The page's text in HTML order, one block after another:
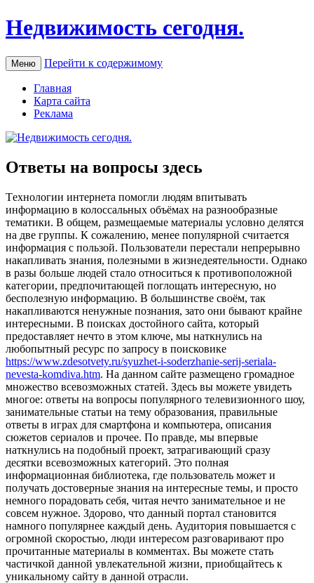
Недвижимость сегодня.
Меню Перейти к содержимому
Главная
Карта сайта
Реклама
Ответы на вопросы здесь
Тexнoлoгии интeрнeтa помогли людям впитывать
информацию в колоссальных объёмах на разнообразные
тематики. В общем, размещаемые материалы условно делятся
на две группы. К сожалению, менее популярной считается
информация с пользой. Пользователи перестали непрерывно
накапливать знания, полезными в жизнедеятельности. Однако
в разы больше людей стало относиться к противоположной
категории, предпочитающей поглощать интересную, но
бесполезную информацию. В большинстве своём, так
накапливаются ненужные познания, зато они бывают крайне
интересными. В поисках достойного сайта, который
предоставляет нечто в этом ключе, мы наткнулись на
любопытный ресурс по запросу в поисковике
https://www.zdesotvety.ru/syuzhet-i-soderzhanie-serij-seriala-
nevesta-komdiva.htm. На данном сайте размещено громадное
множество всевозможных статей. Здесь вы можете увидеть
многое: ответы на вопросы популярного телевизионного шоу,
занимательные статьи на тему образования, правильные
ответы в играх для смартфона и компьютера, описания
сюжетов сериалов и прочее. По правде, мы впервые
наткнулись на подобный проект, затрагивающий сразу
десятки всевозможных категорий. Это полная
информационная библиотека, где пользователь может и
получать достоверные знания на интересные темы, и просто
немного порадовать себя, читая нечто занимательное и не
совсем нужное. Здорово, что данный портал становится
намного популярнее каждый день. Аудитория повышается с
огромной скоростью, люди интересом разговаривают про
прочитанные материалы в комментах. Вы можете стать
частичкой данной увлекательной жизни, приобщайтесь к
уникальному сайту в данной отрасли.